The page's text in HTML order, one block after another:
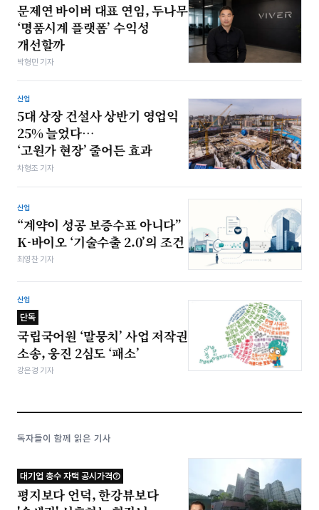
문제연 바이버 대표 연임, 두나무
‘명품시계 플랫폼’ 수익성
개선할까
박형민 기자
산업
5대 상장 건설사 상반기 영업익
25% 늘었다…
‘고원가 현장’ 줄어든 효과
차형조 기자
산업
“계약이 성공 보증수표 아니다”
K-바이오 ‘기술수출 2.0’의 조건
최영찬 기자
산업
단독
국립국어원 ‘말뭉치’ 사업 저작권
소송, 웅진 2심도 ‘패소’
강은경 기자
독자들이 함께 읽은 기사
대기업 총수 자택 공시가격⑦
평지보다 언덕, 한강뷰보다